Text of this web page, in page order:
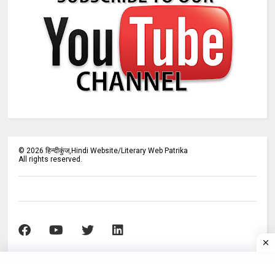
©2026 हिन्दीकुंज,Hindi Website/Literary Web Patrika
All rights reserved.